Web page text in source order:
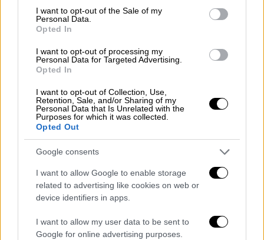
consent section.
I want to opt-out of the Sale of my
Personal Data.
Opted In
I want to opt-out of processing my
Personal Data for Targeted Advertising.
Opted In
I want to opt-out of Collection, Use,
Retention, Sale, and/or Sharing of my
Personal Data that Is Unrelated with the
Purposes for which it was collected.
Opted Out
Google consents
I want to allow Google to enable storage
related to advertising like cookies on web or
device identifiers in apps.
I want to allow my user data to be sent to
Google for online advertising purposes.
Τι είπε για τις συνομιλίες με τον υπόδικο
Μένιο Φουρθιώτη